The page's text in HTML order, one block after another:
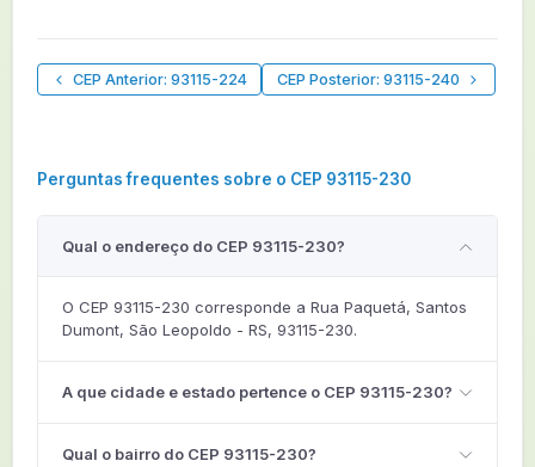
CEP Anterior: 93115-224 CEP Posterior: 93115-240
Perguntas frequentes sobre o CEP 93115-230
Qual o endereço do CEP 93115-230?
O CEP 93115-230 corresponde a Rua Paquetá, Santos
Dumont, São Leopoldo - RS, 93115-230.
A que cidade e estado pertence o CEP 93115-230?
Qual o bairro do CEP 93115-230?